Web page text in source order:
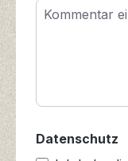
Datenschutz